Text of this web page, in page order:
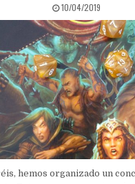
PUBLISHED
DATE:
10/04/2019
hemos organizado un